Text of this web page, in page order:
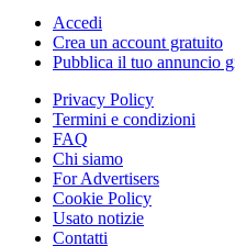
Accedi
Crea un account gratuito
Pubblica il tuo annuncio
Privacy Policy
Termini e condizioni
FAQ
Chi siamo
For Advertisers
Cookie Policy
Usato notizie
Contatti